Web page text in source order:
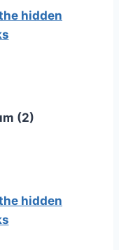
hidden
(2)
hidden